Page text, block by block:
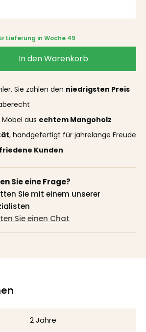
Lieferung in Woche 49
In den Warenkorb
Sie zahlen den niedrigsten Preis
aus echtem Mangoholz
, handgefertigt für jahrelange Freude
Kunden
Sie eine Frage?
Sie mit einem unserer
Sie einen Chat
2 Jahre